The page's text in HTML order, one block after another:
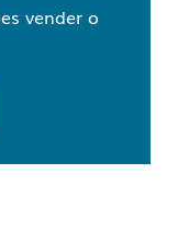
vender o